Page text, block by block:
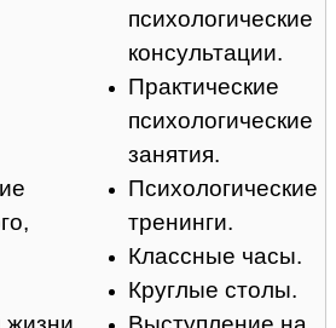
психологические
консультации.
Практические
психологические
занятия.
Психологические
тренинги.
Классные часы.
Круглые столы.